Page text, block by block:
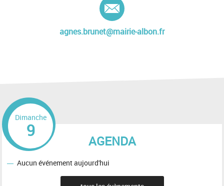
agnes.brunet@mairie-albon.fr
AGENDA
Dimanche
9
Aucun événement aujourd'hui